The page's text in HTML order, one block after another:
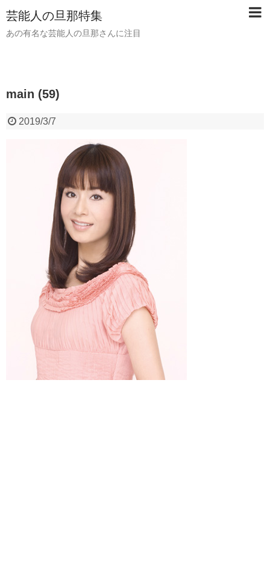
芸能人の旦那特集
あの有名な芸能人の旦那さんに注目
main (59)
2019/3/7